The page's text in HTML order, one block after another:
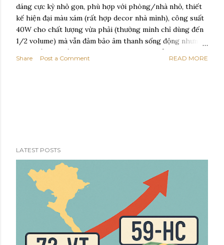
dáng cực kỳ nhỏ gọn, phù hợp với phòng/nhà nhỏ, thiết
kế hiện đại màu xám (rất hợp decor nhà mình), công suất
40W cho chất lượng vừa phải (thường mình chỉ dùng đến
1/2 volume) mà vẫn đảm bảo âm thanh sống động nhưng
không ồn ào kiểu phá làng phá xóm. Sản phẩm đi kèm 1
Share Post a Comment READ MORE
LATEST POSTS